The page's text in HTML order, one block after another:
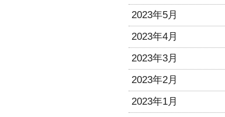
2023年5月
2023年4月
2023年3月
2023年2月
2023年1月